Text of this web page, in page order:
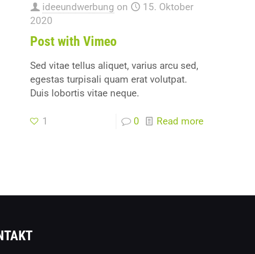
ideeundwerbung on
15. Oktober
2020
Post with Vimeo
Sed vitae tellus aliquet, varius arcu sed,
egestas turpisali quam erat volutpat.
Duis lobortis vitae neque.
1 0 Read more